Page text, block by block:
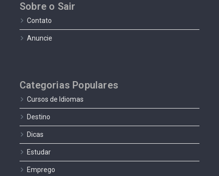
Sobre o Sair
Contato
Anuncie
Categorias Populares
Cursos de Idiomas
Destino
Dicas
Estudar
Emprego